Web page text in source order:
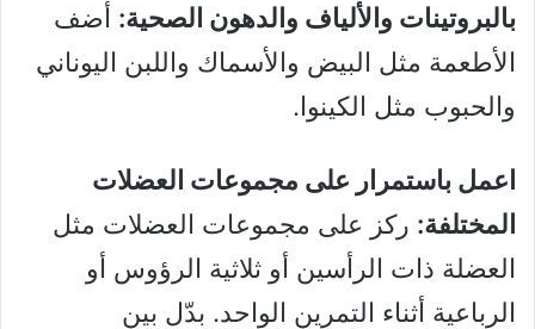
بالبروتينات والألياف والدهون الصحية: أضف
الأطعمة مثل البيض والأسماك واللبن اليوناني
والحبوب مثل الكينوا.
اعمل باستمرار على مجموعات العضلات
المختلفة: ركز على مجموعات العضلات مثل
العضلة ذات الرأسين أو ثلاثية الرؤوس أو
الرباعية أثناء التمرين الواحد. بدّل بين